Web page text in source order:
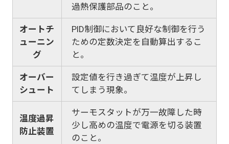
過熱保護部品のこと。
オートチ
ューニン
グ
PID制御において良好な制御を行う
ための定数決定を自動算出するこ
と。
オーバー
シュート
設定値を行き過ぎて温度が上昇し
てしまう現象。
温度過昇
防止装置
サーモスタットが万一故障した時
少し高めの温度で電源を切る装置
のこと。